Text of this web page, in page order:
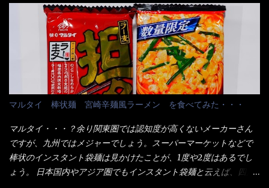
1280円と云った感じです。 で私は幾らで、メガドンキでゲットし
たかって？ それは非常に言いづらい・・・色々と各方面へ忖度し
て、激安だったとだけ申し上げましょう。 早速1袋を大釜で茹で～
ハイ、約15分ほど茹で上げた状態です。 当家には、高齢者がいる
ので少し柔らかく・・・ 茹で上がった饂飩は、お店の饂飩に比べ
＜細い＞です。 どちらかと云えば、稲庭饂飩的な太さですね。 さ
てこれを、どの様に食べるか？ 長葱無かったので、玉葱を刻んで
八王子ラーメン風月見つけうどん！ 冷やし釜あげうどん～です。
ラーメン丼に、冷水を軽く張って饂飩を盛り付け、お椀に昆布出
汁つゆと長葱に山葵です。 これでツルツル～と頂きました。 良い
じゃないか～...
当している。 まずはこれを見て欲しい！ カウンターに置かれた＜
お皿＞である。 直ぐに気づいたでしょう！ 何かキャベツが山じ
ゃないか！？ ハイ、山です。 これが標準なのです。 普通のとん
かつ屋のキャベツと比べたら、10人前ほどあるか？ 値段的には、
メイン（主流は1,000超）＋定食セット350円程と値段的には、そ
れ程では安い訳でも無いが、客足が絶えない人気店である。 そん
なメニューのなかで、リーズナブルで頂ける＜映え＞るメニュー
が＜カツカレー＞だ！ これです。 当時1,000円税込だった
が・・・今も変わらないと思うけど・・・ これが出てくると、カ
ウンター中からOH～と声が飛ぶ！ 写真は、キャベツ少なめでお願
いしています。 皿のサイズは、直径30cmほどあります。 そこに
ドカ盛のキャベツと御飯にカレーがかかっています。 カレーは辛
マルタイ 棒状麺 宮崎辛麺風ラーメン を食べてみた・・・
マルタイ・・・？余り関東圏では認知度が高くないメーカーさん
ですが、九州ではメジャーでしょう。スーパーマーケットなどで
棒状のインスタント袋麺は見かけたことが、1度や2度はあるでし
ょう。 日本国内やアジア圏でもインスタント袋麺と云えば、四角